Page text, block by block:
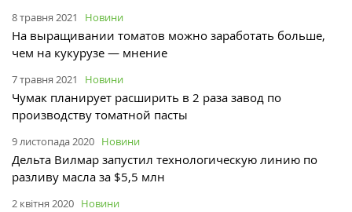
8 травня 2021 Новини
На выращивании томатов можно заработать больше,
чем на кукурузе — мнение
7 травня 2021 Новини
Чумак‎ планирует расширить в 2 раза завод по
производству томатной пасты
9 листопада 2020 Новини
Дельта Вилмар запустил технологическую линию по
разливу масла за $5,5 млн
2 квітня 2020 Новини